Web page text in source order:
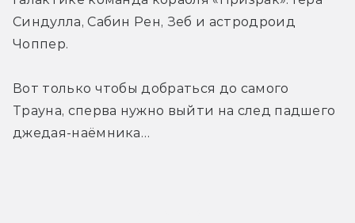
Синдулла, Сабин Рен, Зеб и астродроид
Чоппер.
Вот только чтобы добраться до самого
Трауна, сперва нужно выйти на след падшего
джедая-наёмника…